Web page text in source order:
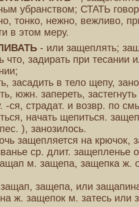
убранством; СТАТЬ
тонко, нежно, вежливо,
в этом меру.
- или защеплять;
что, задирать при тесании
засадить в тело щепу,
южн. запереть,
-ся, страдат. и возвр. по
начать щепиться.
), занозилось.
защепляется на крючок,
ср. длит. защепленье
м. защепа, защепка ж.
защап, защепа, или
ж. защепок м. затесь или